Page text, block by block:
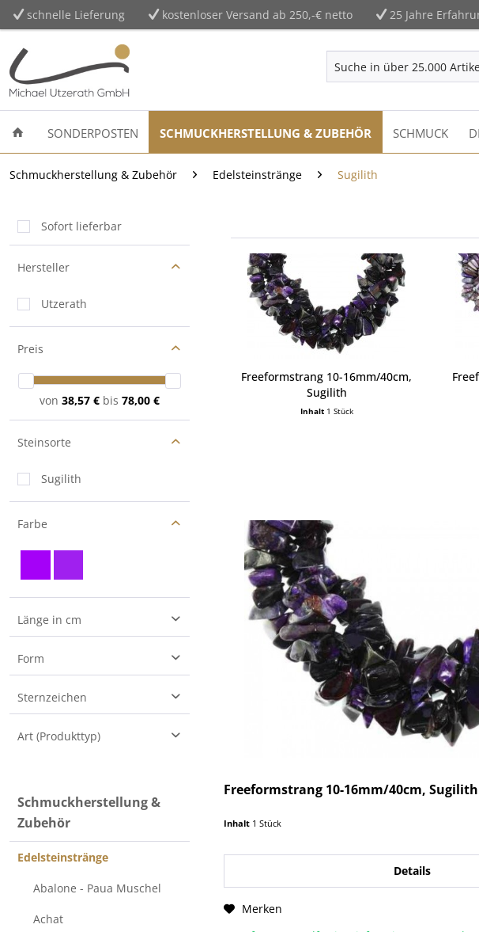
schnelle Lieferung kostenloser Versand ab 250,-€ netto 25 Jahre
SONDERPOSTEN SCHMUCKHERSTELLUNG & ZUBEHÖR SCHMUCK
Schmuckherstellung & Zubehör Edelsteinstränge Sugilith
Sofort lieferbar
Hersteller
Utzerath
Preis
von 38,57 € bis 78,00 €
Steinsorte
Sugilith
Farbe
Länge in cm
40
Form
Freeform
Nugget
Trommelstein
Sternzeichen
Art (Produkttyp)
Schmuckherstellung &
Zubehör
Edelsteinstränge
Abalone - Paua Muschel
Achat
Freeformstrang 10-16mm/40cm,
Sugilith
Inhalt 1 Stück
Freeformstrang 10-16mm/40cm, Sugilith
Inhalt 1 Stück
Details
Merken